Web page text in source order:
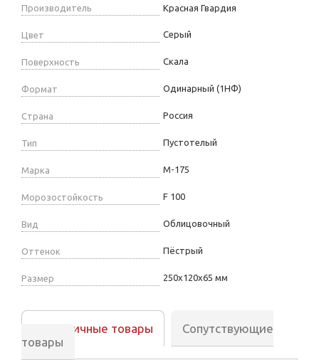
Производитель Красная Гвардия
Цвет Серый
Поверхность Скала
Формат Одинарный (1НФ)
Страна Россия
Тип Пустотелый
Марка М-175
Морозостойкость F 100
Вид Облицовочный
Оттенок Пёстрый
Размер 250х120х65 мм
Аналогичные товары
Сопутствующие
товары